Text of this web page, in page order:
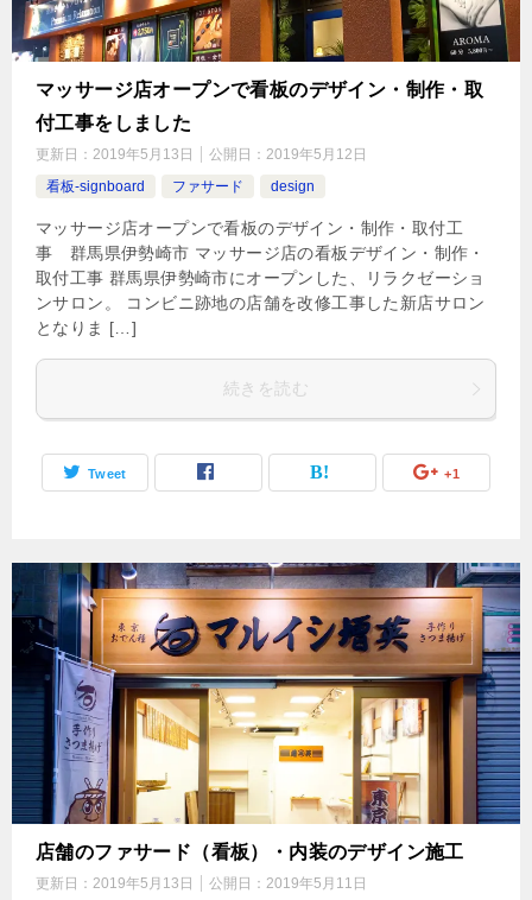
マッサージ店オープンで看板のデザイン・制作・取
付工事をしました
更新日： 2019年5月13日 公開日： 2019年5月12日
看板-signboard
ファサード design
マッサージ店オープンで看板のデザイン・制作・取付工
事 群馬県伊勢崎市 マッサージ店の看板デザイン・制作・
取付工事 群馬県伊勢崎市にオープンした、リラクゼーショ
ンサロン。 コンビニ跡地の店舗を改修工事した新店サロン
となりま […]
続きを読む
Tweet +1
店舗のファサード（看板）・内装のデザイン施工
更新日： 2019年5月13日 公開日： 2019年5月11日